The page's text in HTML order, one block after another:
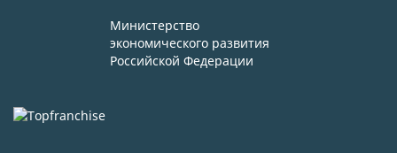
Министерство
экономического развития
Российской Федерации